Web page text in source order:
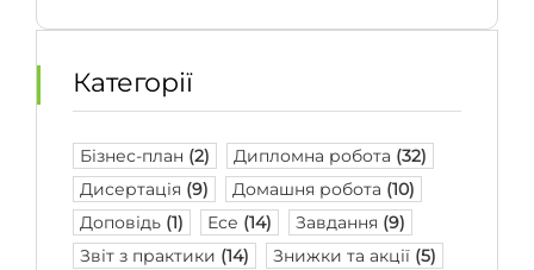
Категорії
Бізнес-план (2) Дипломна робота (32)
Дисертація (9) Домашня робота (10)
Доповідь (1) Есе (14) Завдання (9)
Звіт з практики (14) Знижки та акції (5)